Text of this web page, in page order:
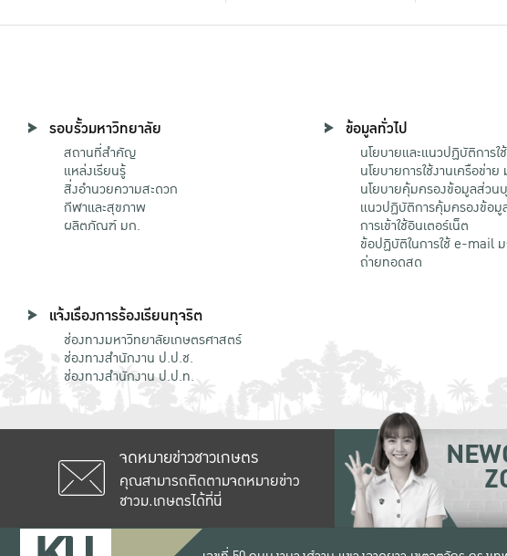
รอบรั้วมหาวิทยาลัย
สถานที่สำคัญ
แหล่งเรียนรู้
สิ่งอำนวยความสะดวก
กีฬาและสุขภาพ
ผลิตภัณฑ์ มก.
ข้อมูลทั่วไป
นโยบายและแนวปฏิบัติการ
นโยบายการใช้งานเครือข่าย
นโยบายคุ้มครองข้อมูลส่วน
แนวปฏิบัติการคุ้มครองข้อ
การเข้าใช้อินเตอร์เน็ต
ข้อปฏิบัติในการใช้ e-mail
ถ่ายทอดสด
แจ้งเรื่องการร้องเรียนทุจริต
ช่องทางมหาวิทยาลัยเกษตรศาสตร์
ช่องทางสำนักงาน ป.ป.ช.
ช่องทางสำนักงาน ป.ป.ท.
จดหมายข่าวชาวเกษตร
คุณสามารถติดตามจดหมายข่าว
ชาวม.เกษตรได้ที่นี่